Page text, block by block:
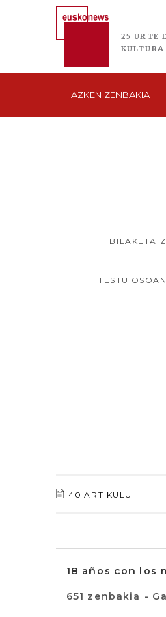
25 URTE
KULTURA
AZKEN ZENBAKIA
BILAKETA
TESTU
40 ARTIKULU
18 años con los
651 zenbakia -